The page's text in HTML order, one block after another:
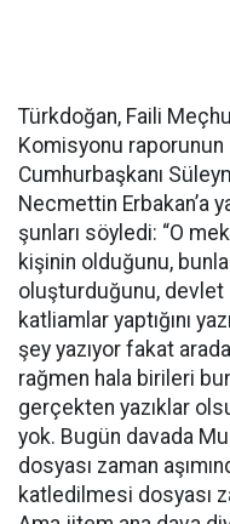
Türkdoğan, Faili
Komisyonu
Cumhurbaşkanı
Necmettin Erbakan’a
şunları söyledi: “O
kişinin olduğunu,
oluşturduğunu, devlet
katliamlar yaptığını
şey yazıyor fakat
rağmen hala birileri
gerçekten yazıklar
yok. Bugün davada
dosyası zaman
katledilmesi dosyası